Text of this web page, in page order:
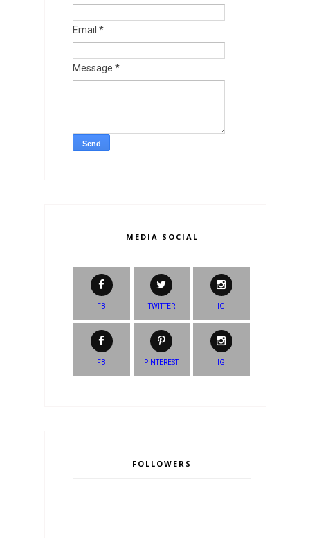
Email *
Message *
MEDIA SOCIAL
FB TWITTER IG
FB PINTEREST IG
FOLLOWERS